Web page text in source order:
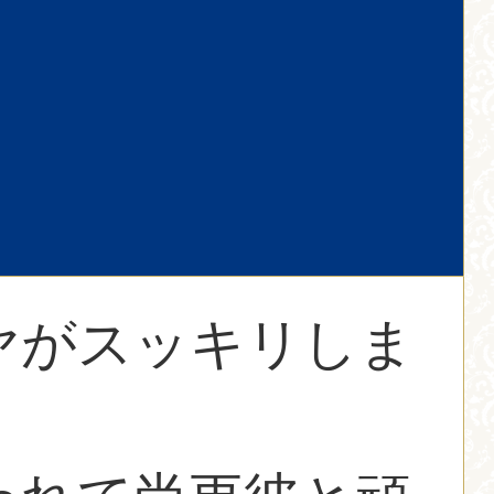
スッキリしま